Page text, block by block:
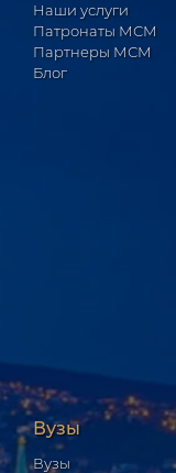
Наши услуги
Патронаты МСМ
Партнеры МСМ
Блог
Вузы
Вузы